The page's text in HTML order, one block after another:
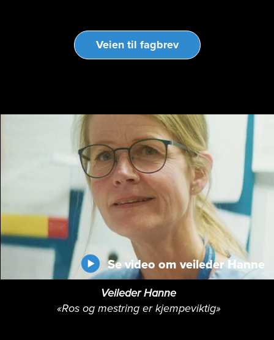
Veien til fagbrev
Se video om veileder Hanne
Veileder Hanne
«Ros og mestring er kjempeviktig»